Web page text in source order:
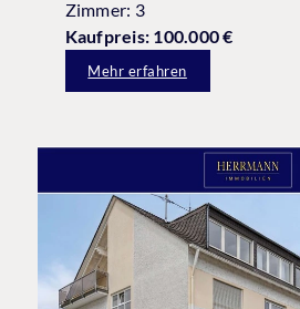
Zimmer: 3
Kaufpreis: 100.000 €
Mehr erfahren